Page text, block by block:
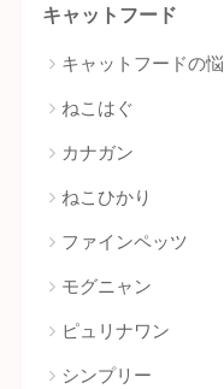
キャットフード
キャットフードの
ねこはぐ
カナガン
ねこひかり
ファインペッツ
モグニャン
ピュリナワン
シンプリー